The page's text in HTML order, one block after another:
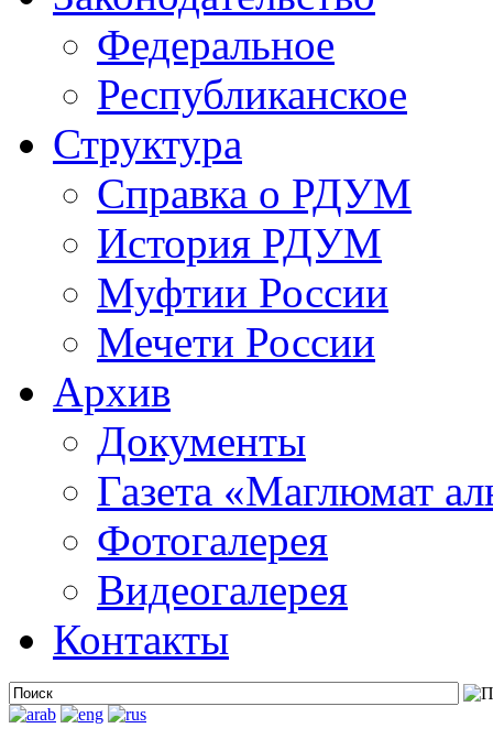
Федеральное
Республиканское
Структура
Справка о РДУМ
История РДУМ
Муфтии России
Мечети России
Архив
Документы
Газета «Маглюмат
Фотогалерея
Видеогалерея
Контакты